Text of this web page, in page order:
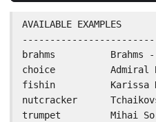
AVAILABLE EXAMPLES
brahms    	Brahms - Hungarian Dance #5
choice    	Admiral Bob - Choice (drum+bass)
fishin    	Karissa Hobbs - Let's Go Fishin'
nutcracker	Tchaikovsky - Dance of the Sugar Plum Fairy
trumpet   	Mihai Sorohan - Trumpet loop